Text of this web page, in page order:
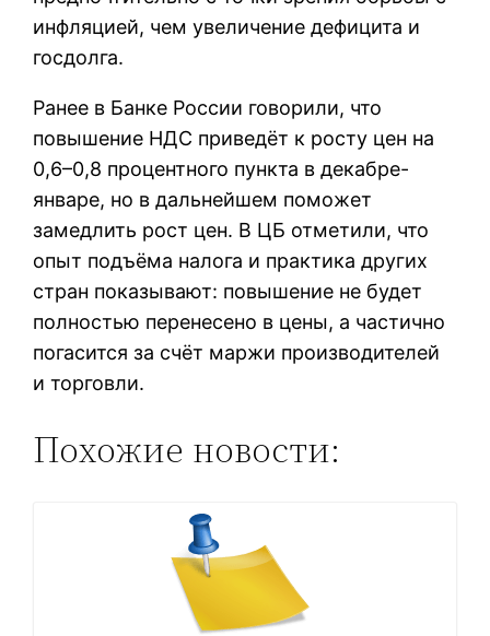
инфляцией, чем увеличение дефицита и
госдолга.
Ранее в Банке России говорили, что
повышение НДС приведёт к росту цен на
0,6–0,8 процентного пункта в декабре-
январе, но в дальнейшем поможет
замедлить рост цен. В ЦБ отметили, что
опыт подъёма налога и практика других
стран показывают: повышение не будет
полностью перенесено в цены, а частично
погасится за счёт маржи производителей
и торговли.
Похожие новости: